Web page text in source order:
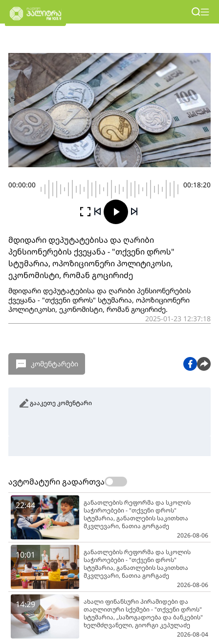
00:00:00 00:18:20
მდიდარი დეპუტატებისა და ღარიბი
პენსიონერების ქვეყანა - "თქვენი დროს"
სტუმარია, ოპოზიციონერი პოლიტიკოსი,
ეკონომისტი, რომან გოცირიძე
მდიდარი დეპუტატებისა და ღარიბი პენსიონერების
ქვეყანა - "თქვენი დროს" სტუმარია, ოპოზიციონერი
პოლიტიკოსი, ეკონომისტი, რომან გოცირიძე.
2025-01-23 12:37:18
კომენტარები
გააკეთე კომენტარი
ავტომატური გადართვა
22:44
განათლების რეფორმა და სკოლის
საჭიროებები - "თქვენი დროს"
სტუმარია, განათლების საკითხთა
მკვლევარი, ნათია გორგაძე
2026-08-06
10:01
განათლების რეფორმა და სკოლის
საჭიროებები - "თქვენი დროს"
სტუმარია, განათლების საკითხთა
მკვლევარი, ნათია გორგაძე
2026-08-06
14:29
ახალი ფინანსური პირამიდები და
თაღლითური სქემები - "თქვენი დროს"
სტუმარია, „საზოგადოება და ბანკების"
ხელმძღვანელი, გიორგი კეპულაძე
2026-08-04